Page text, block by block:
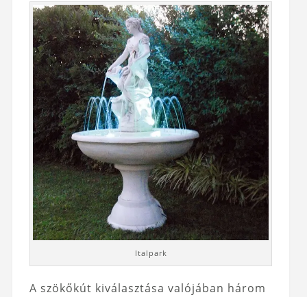
Italpark
A szökőkút kiválasztása valójában három